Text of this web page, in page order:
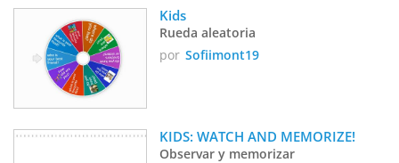
Kids
Rueda aleatoria
por Sofiimont19
KIDS: WATCH AND MEMORIZE!
Observar y memorizar